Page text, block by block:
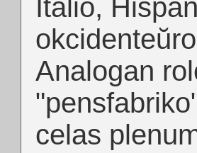
Italio,
Analogan
celas